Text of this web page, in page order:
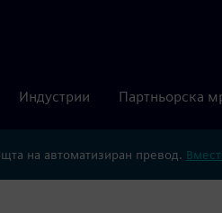
Индустрии Партньорска
на автоматизиран превод.